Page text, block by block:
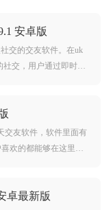
安卓版
交的交友软件。在uk
交，用户通过即时的
app介绍：Uki是一款
交友软件，软件里面有
欢的都能够在这里找
卓最新版